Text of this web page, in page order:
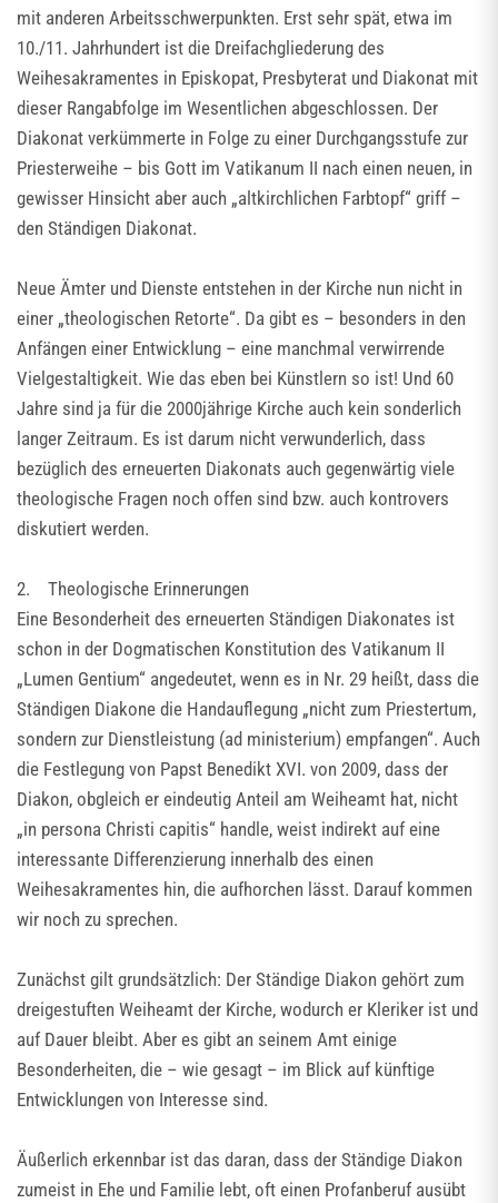
mit anderen Arbeitsschwerpunkten. Erst sehr spät, etwa im
10./11. Jahrhundert ist die Dreifachgliederung des
Weihesakramentes in Episkopat, Presbyterat und Diakonat mit
dieser Rangabfolge im Wesentlichen abgeschlossen. Der
Diakonat verkümmerte in Folge zu einer Durchgangsstufe zur
Priesterweihe – bis Gott im Vatikanum II nach einen neuen, in
gewisser Hinsicht aber auch „altkirchlichen Farbtopf“ griff –
den Ständigen Diakonat.
Neue Ämter und Dienste entstehen in der Kirche nun nicht in
einer „theologischen Retorte“. Da gibt es – besonders in den
Anfängen einer Entwicklung – eine manchmal verwirrende
Vielgestaltigkeit. Wie das eben bei Künstlern so ist! Und 60
Jahre sind ja für die 2000jährige Kirche auch kein sonderlich
langer Zeitraum. Es ist darum nicht verwunderlich, dass
bezüglich des erneuerten Diakonats auch gegenwärtig viele
theologische Fragen noch offen sind bzw. auch kontrovers
diskutiert werden.
2. Theologische Erinnerungen
Eine Besonderheit des erneuerten Ständigen Diakonates ist
schon in der Dogmatischen Konstitution des Vatikanum II
„Lumen Gentium“ angedeutet, wenn es in Nr. 29 heißt, dass die
Ständigen Diakone die Handauflegung „nicht zum Priestertum,
sondern zur Dienstleistung (ad ministerium) empfangen“. Auch
die Festlegung von Papst Benedikt XVI. von 2009, dass der
Diakon, obgleich er eindeutig Anteil am Weiheamt hat, nicht
„in persona Christi capitis“ handle, weist indirekt auf eine
interessante Differenzierung innerhalb des einen
Weihesakramentes hin, die aufhorchen lässt. Darauf kommen
wir noch zu sprechen.
Zunächst gilt grundsätzlich: Der Ständige Diakon gehört zum
dreigestuften Weiheamt der Kirche, wodurch er Kleriker ist und
auf Dauer bleibt. Aber es gibt an seinem Amt einige
Besonderheiten, die – wie gesagt – im Blick auf künftige
Entwicklungen von Interesse sind.
Äußerlich erkennbar ist das daran, dass der Ständige Diakon
zumeist in Ehe und Familie lebt, oft einen Profanberuf ausübt